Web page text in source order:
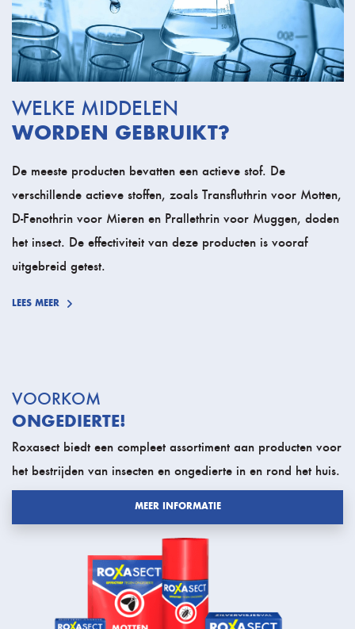
WELKE MIDDELEN
WORDEN GEBRUIKT?
De meeste producten bevatten een actieve stof. De
verschillende actieve stoffen, zoals Transfluthrin voor Motten,
D-Fenothrin voor Mieren en Prallethrin voor Muggen, doden
het insect. De effectiviteit van deze producten is vooraf
uitgebreid getest.
LEES MEER
VOORKOM
ONGEDIERTE!
Roxasect biedt een compleet assortiment aan producten voor
het bestrijden van insecten en ongedierte in en rond het huis.
MEER INFORMATIE